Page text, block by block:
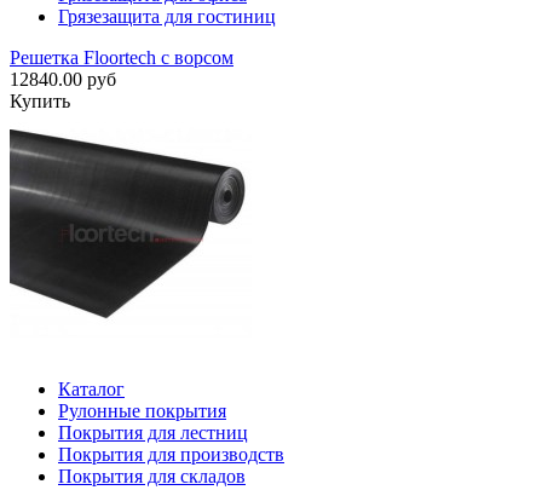
Грязезащита для гостиниц
Решетка Floortech с ворсом
12840.00 руб
Купить
Каталог
Рулонные покрытия
Покрытия для лестниц
Покрытия для производств
Покрытия для складов